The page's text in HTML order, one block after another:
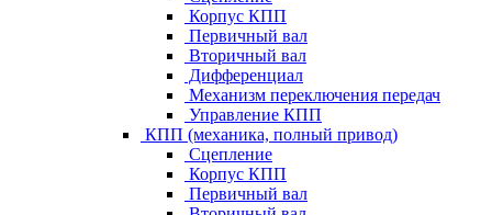
Корпус КПП
Первичный вал
Вторичный вал
Дифференциал
Механизм переключения передач
Управление КПП
КПП (механика, полный привод)
Сцепление
Корпус КПП
Первичный вал